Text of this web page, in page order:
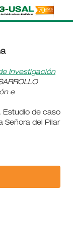
Investigación
e
Estudio de caso
Señora del Pilar